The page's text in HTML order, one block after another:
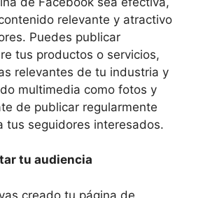
relevante y atractivo
Puedes publicar
tus productos o servicios,
relevantes de tu industria y
multimedia como fotos y
de publicar regularmente
tus seguidores interesados.
tu audiencia
creado tu página de